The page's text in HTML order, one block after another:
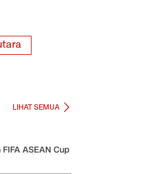
LIHAT SEMUA
ASEAN Cup